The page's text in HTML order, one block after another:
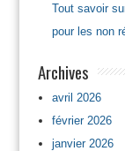
Tout savoir
pour les non
Archives
avril 2026
février 2026
janvier 2026